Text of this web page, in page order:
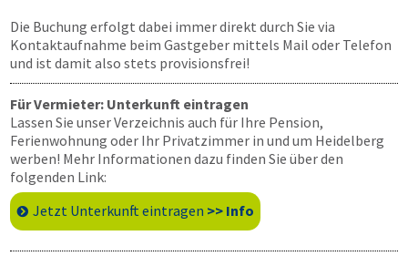
Die Buchung erfolgt dabei immer direkt durch Sie via
Kontaktaufnahme beim Gastgeber mittels Mail oder Telefon
und ist damit also stets provisionsfrei!
Für Vermieter: Unterkunft eintragen
Lassen Sie unser Verzeichnis auch für Ihre Pension,
Ferienwohnung oder Ihr Privatzimmer in und um Heidelberg
werben! Mehr Informationen dazu finden Sie über den
folgenden Link:
Jetzt Unterkunft eintragen >> Info